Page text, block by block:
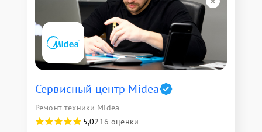
Сервисный центр Midea
Ремонт техники Midea
5,0216 оценки